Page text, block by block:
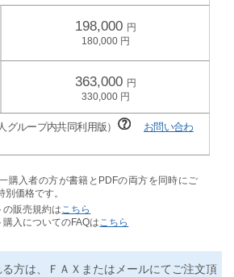
198,000
180,000
363,000
330,000
グループ内共同利用版）
お問い合わ
購入者の方が書籍とPDFの両方を同時にご
価格です。
の販売規約は こちら
入についてのFAQは こちら
方は、ＦＡＸまたはメールにてご注文頂